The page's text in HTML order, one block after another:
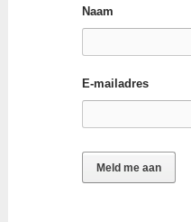
Naam
E-mailadres